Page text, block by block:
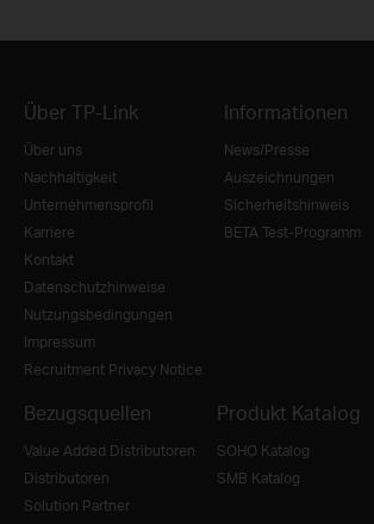
Über TP-Link
Über uns
Nachhaltigkeit
Unternehmensprofil
Karriere
Kontakt
Datenschutzhinweise
Nutzungsbedingungen
Impressum
Recruitment Privacy Notice
Informationen
News/Presse
Auszeichnungen
Sicherheitshinweis
BETA Test-Programm
Bezugsquellen
Value Added Distributoren
Distributoren
Solution Partner
Produkt Katalog
SOHO Katalog
SMB Katalog